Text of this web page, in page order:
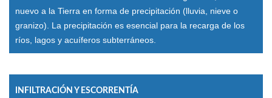
nuevo a la Tierra en forma de precipitación (lluvia, nieve o
granizo). La precipitación es esencial para la recarga de los
ríos, lagos y acuíferos subterráneos.
INFILTRACIÓN Y ESCORRENTÍA